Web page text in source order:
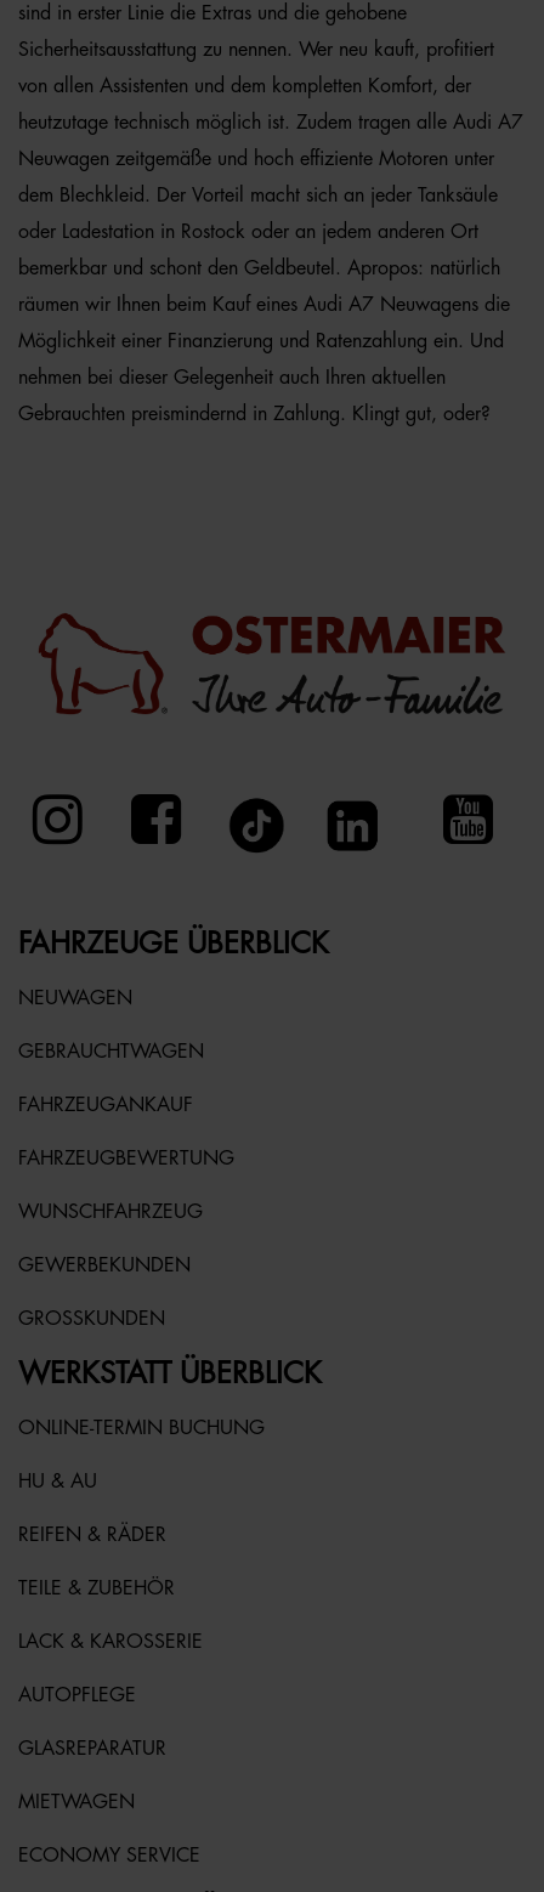
sind in erster Linie die Extras und die gehobene
Sicherheitsausstattung zu nennen. Wer neu kauft, profitiert
von allen Assistenten und dem kompletten Komfort, der
heutzutage technisch möglich ist. Zudem tragen alle Audi A7
Neuwagen zeitgemäße und hoch effiziente Motoren unter
dem Blechkleid. Der Vorteil macht sich an jeder Tanksäule
oder Ladestation in Rostock oder an jedem anderen Ort
bemerkbar und schont den Geldbeutel. Apropos: natürlich
räumen wir Ihnen beim Kauf eines Audi A7 Neuwagens die
Möglichkeit einer Finanzierung und Ratenzahlung ein. Und
nehmen bei dieser Gelegenheit auch Ihren aktuellen
Gebrauchten preismindernd in Zahlung. Klingt gut, oder?
FAHRZEUGE ÜBERBLICK
NEUWAGEN
GEBRAUCHTWAGEN
FAHRZEUGANKAUF
FAHRZEUGBEWERTUNG
WUNSCHFAHRZEUG
GEWERBEKUNDEN
GROSSKUNDEN
WERKSTATT ÜBERBLICK
ONLINE-TERMIN BUCHUNG
HU & AU
REIFEN & RÄDER
TEILE & ZUBEHÖR
LACK & KAROSSERIE
AUTOPFLEGE
GLASREPARATUR
MIETWAGEN
ECONOMY SERVICE